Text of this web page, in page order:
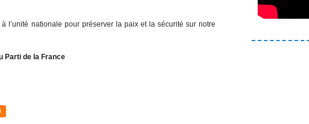
l’unité nationale pour préserver la paix et la sécurité sur notre
Parti de la France